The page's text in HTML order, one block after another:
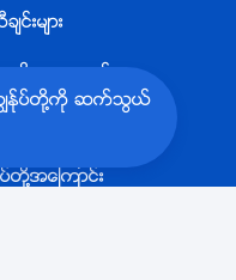
ခ်င္းမ်ား
လိတရားေတာ္
ပ္တို႔အေၾကာင္း
ၽန္ုပ္တို႔ကို ဆက္သြယ္